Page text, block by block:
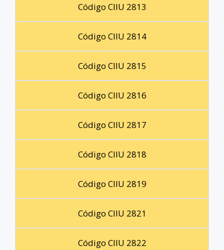
Código CIIU 2813
Código CIIU 2814
Código CIIU 2815
Código CIIU 2816
Código CIIU 2817
Código CIIU 2818
Código CIIU 2819
Código CIIU 2821
Código CIIU 2822